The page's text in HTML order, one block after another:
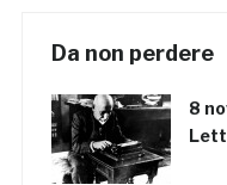
Da non perdere
8